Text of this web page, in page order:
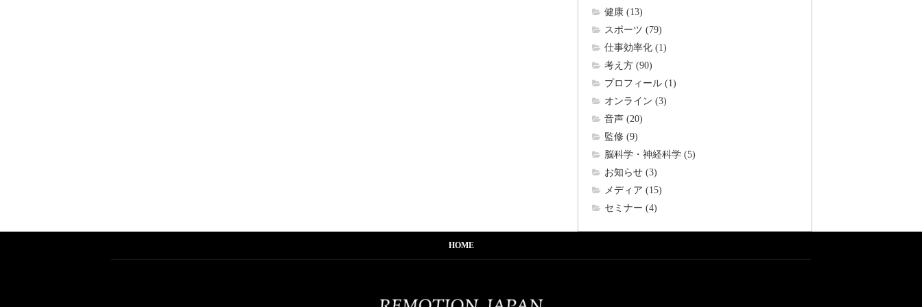
健康 (13)
スポーツ (79)
仕事効率化 (1)
考え方 (90)
プロフィール (1)
オンライン (3)
音声 (20)
監修 (9)
脳科学・神経科学 (5)
お知らせ (3)
メディア (15)
セミナー (4)
HOME